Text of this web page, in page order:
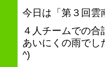
今日は「第３回雲
４人チームでの合
あいにくの雨でし
^)